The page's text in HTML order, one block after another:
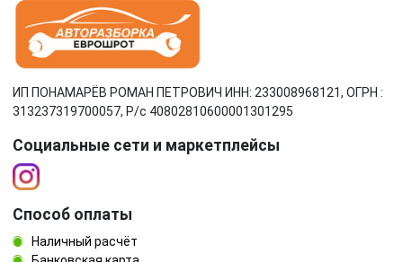
ИП ПОНАМАРЁВ РОМАН ПЕТРОВИЧ ИНН: 233008968121, ОГРН :
313237319700057, Р/c 40802810600001301295
Социальные сети и маркетплейсы
Способ оплаты
Наличный расчёт